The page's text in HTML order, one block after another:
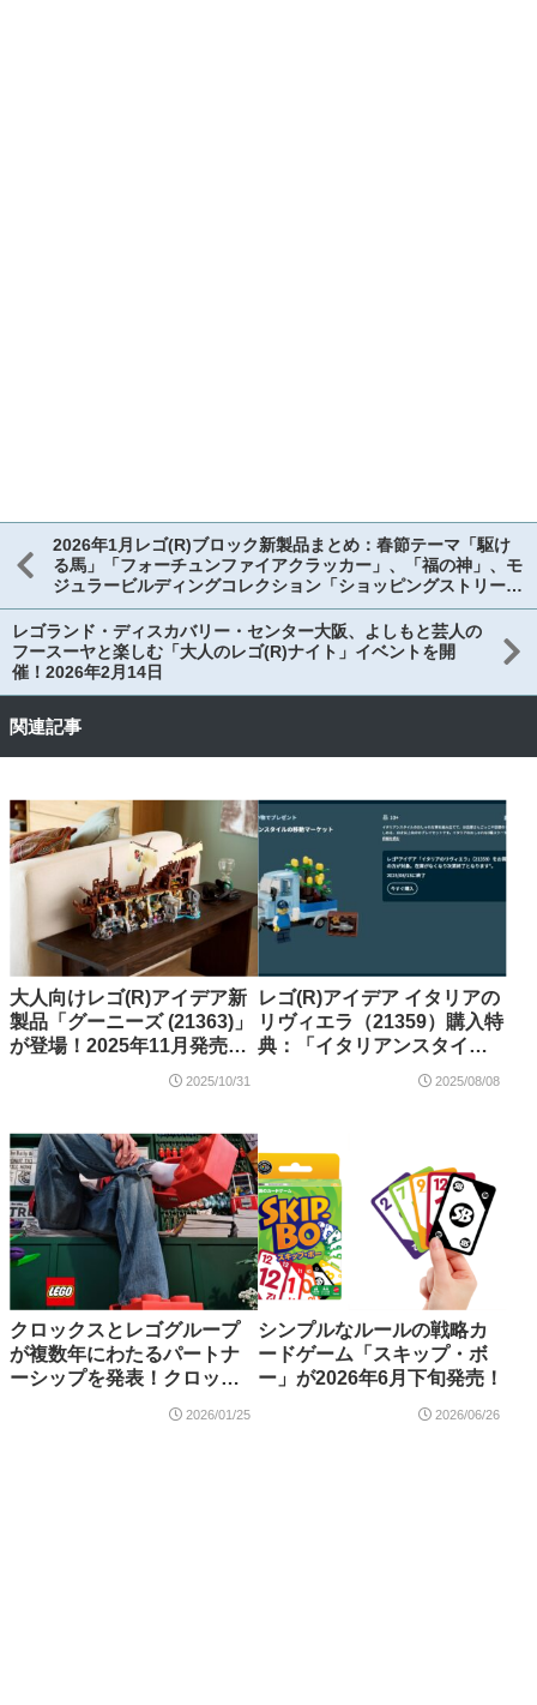
2026年1月レゴ(R)ブロック新製品まとめ：春節テーマ「駆け
る馬」「フォーチュンファイアクラッカー」、「福の神」、モ
ジュラービルディングコレクション「ショッピングストリー
ト」、ボタニカルコレクション、桜のある日本の風景、ストレ
ンジャー・シングス、パリ - 愛の都など
レゴランド・ディスカバリー・センター大阪、よしもと芸人の
フースーヤと楽しむ「大人のレゴ(R)ナイト」イベントを開
催！2026年2月14日
関連記事
大人向けレゴ(R)アイデア新
製品「グーニーズ (21363)」
が登場！2025年11月発売
【購入特典情報あり】
2025/10/31
レゴ(R)アイデア イタリアの
リヴィエラ（21359）購入特
典：「イタリアンスタイル
（5009422）」プレゼントキ
2025/08/08
クロックスとレゴグループ
が複数年にわたるパートナ
ーシップを発表！クロッグ
2026/01/25
シンプルなルールの戦略カ
ードゲーム「スキップ・ボ
ー」が2026年6月下旬発売！
2026/06/26